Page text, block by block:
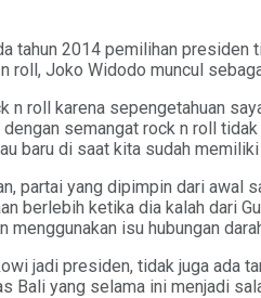
tahun 2014 pemilihan
roll, Joko Widodo muncul
n roll karena sepengetahuan
semangat rock n roll
baru di saat kita sudah
partai yang dipimpin dari
berlebih ketika dia kalah dari
isu hubungan
jadi presiden, tidak juga ada
Bali yang selama ini menjadi